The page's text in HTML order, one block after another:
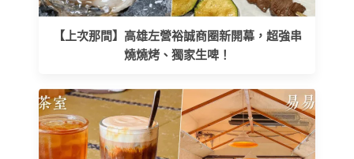
【上次那間】高雄左營裕誠商圈新開幕，超強串
燒燒烤、獨家生啤！